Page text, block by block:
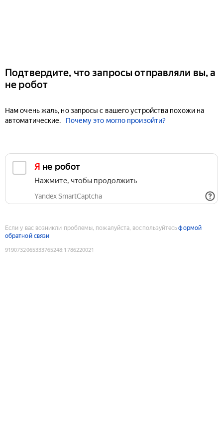
Подтвердите, что запросы отправляли вы, а
не робот
Нам очень жаль, но запросы с вашего устройства похожи на
автоматические.
Почему это могло произойти?
Я не робот
Нажмите, чтобы продолжить
Yandex SmartCaptcha
Если у вас возникли проблемы, пожалуйста, воспользуйтесьформой
обратной связи
9190732065333765248:1786220021